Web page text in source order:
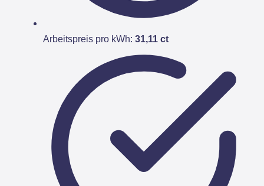
Arbeitspreis pro kWh: 31,11 ct